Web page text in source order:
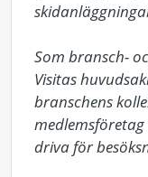
Som bransch-
Visitas
branschens
driva för